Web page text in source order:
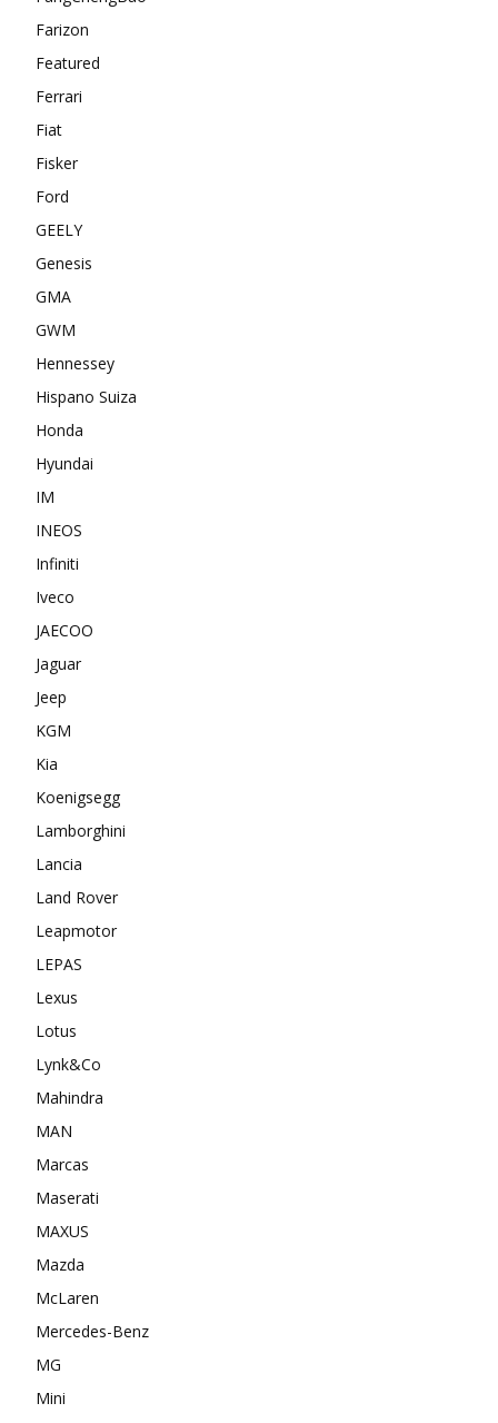
Farizon
Featured
Ferrari
Fiat
Fisker
Ford
GEELY
Genesis
GMA
GWM
Hennessey
Hispano Suiza
Honda
Hyundai
IM
INEOS
Infiniti
Iveco
JAECOO
Jaguar
Jeep
KGM
Kia
Koenigsegg
Lamborghini
Lancia
Land Rover
Leapmotor
LEPAS
Lexus
Lotus
Lynk&Co
Mahindra
MAN
Marcas
Maserati
MAXUS
Mazda
McLaren
Mercedes-Benz
MG
Mini